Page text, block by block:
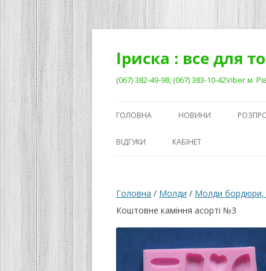
Перейти
Іриска : все для
(067) 382-49-98, (067) 383-10-42Viber м.
ГОЛОВНА НОВИНИ
ВІДГУКИ КАБІНЕТ
Головна / Молди / Молди бордюри,
Коштовне каміння асорті №3